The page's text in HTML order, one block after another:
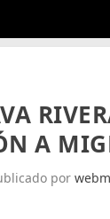
A
por